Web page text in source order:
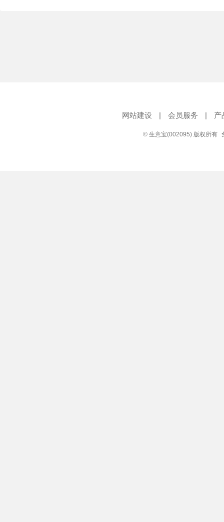
网站建设 | 会员服务 | 产
© 生意宝(002095) 版权所有